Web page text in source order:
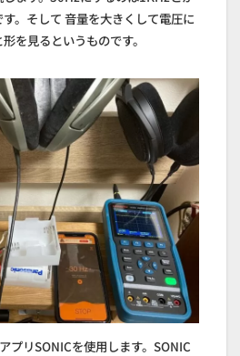
。そして 音量を大きくして電圧に
を見るというものです。
リSONICを使用します。SONIC